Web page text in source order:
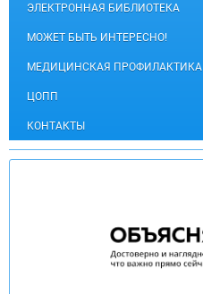
ЭЛЕКТРОННАЯ БИБЛИОТЕКА
МОЖЕТ БЫТЬ ИНТЕРЕСНО!
МЕДИЦИНСКАЯ ПРОФИЛАКТИКА
ЦОПП
КОНТАКТЫ